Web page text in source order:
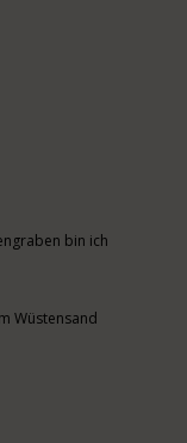
bin ich
Wüstensand